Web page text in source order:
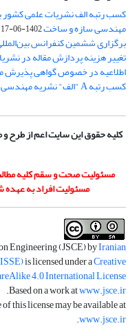
کسب رتبه الف نشریات علمی کشور
مهندسی سازه و ساخت1402-06-17
برگزاری ششمین کنفرانس
تغییر هزینه پردازش مقاله در
اطلاعیه در خصوص گواهی پذیرش
کسب رتبه A "الف" نشریه مهندسی سازه و ساخت
کلیه حقوق این سایت اعم از طرح
مسئولیت صحت و سقم کلیه
مسئولیت افراد به
Engineering (JSCE) byIranian
is licensed under aCreative
4.0 International License
Based on a work atwww.jsce.ir
.
this license may be available at
www.jsce.ir
.